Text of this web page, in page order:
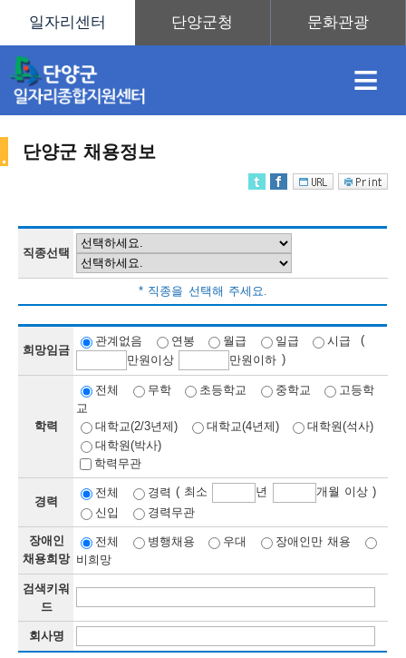
≡
보
보
련
정
우
미
내
단양군 채용정보
직종선택
* 직종을 선택해 주세요.
희망임금
관계없음 연봉 월급 일급 시급
(
만원이상 만원이하 )
학력
전체 무학 초등학교 중학교
고등학
교
대학교(2/3년제)
대학교(4년제)
대학원(석사)
대학원(박사)
학력무관
경력
전체 경력 ( 최소 년
개월 이상 )
신입
경력무관
장애인
채용희망
전체 병행채용 우대
장애인만 채용
비희망
검색키워
드
회사명
채
용
보